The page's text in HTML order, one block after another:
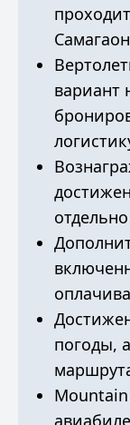
Самагаон
вариант
отдельно
погоды,